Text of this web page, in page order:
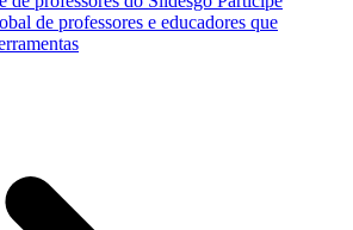
de professores e educadores que